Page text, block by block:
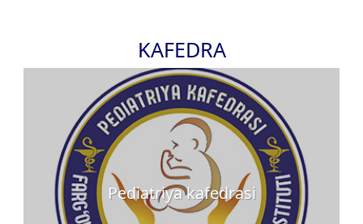
KAFEDRA
Pediatriya kafedrasi